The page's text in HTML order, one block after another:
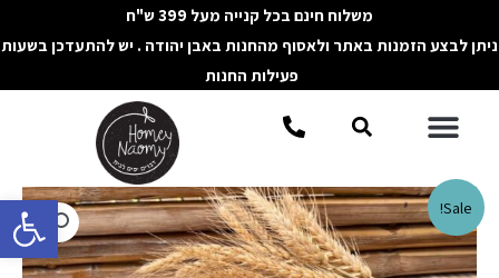
פתח
לתוכן
משלוח חינם בכל קנייה מעל 399 ש"ח
ניתן לבצע הזמנות באתר ולאסוף מהחנות באבן יהודה . יש להתעדכן בשעות
פעילות החנות
תפריטחיפוש
Sale!
כמות
של
עששית